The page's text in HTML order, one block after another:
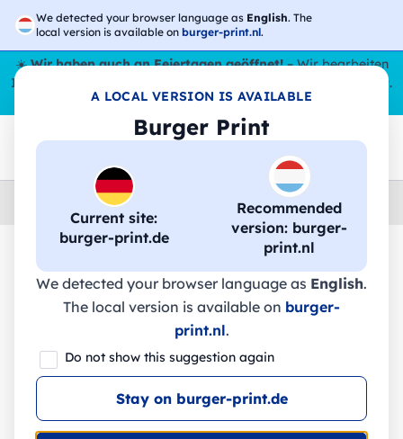
We detected your browser language as English. The
local version is available on burger-print.nl.
A LOCAL VERSION IS AVAILABLE
Burger Print
Current site:
burger-print.de
Recommended
version: burger-
print.nl
We detected your browser language as English.
The local version is available on burger-
print.nl.
Do not show this suggestion again
Stay on burger-print.de
☀️Wir haben auch an Feiertagen geöffnet!– Wir bearbeiten
Ihre Bestellungen den ganzen Sommer über,
sogar im August.
😎🌴
Schreibwaren federn-personalisiert
🔥 -30 % DTF-Druck
LAPOINT. Multifunktionaler
Metallkugelschreiber - 81201 - Stricker